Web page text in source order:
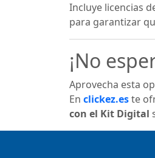
Incluye licencias
para garantizar
¡No
Aprovecha esta
En clickez.este
con el Kit Digital